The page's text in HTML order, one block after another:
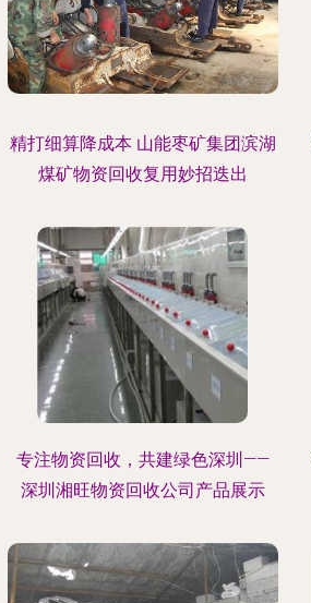
精打细算降成本 山能枣矿集团滨湖
煤矿物资回收复用妙招迭出
专注物资回收，共建绿色深圳——
深圳湘旺物资回收公司产品展示